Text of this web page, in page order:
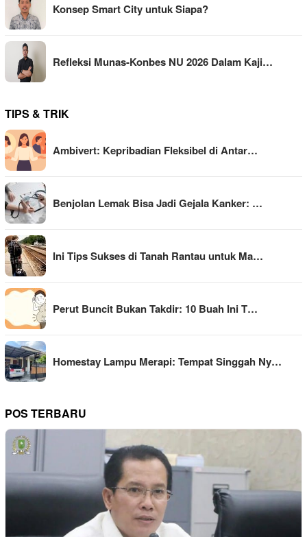
Konsep Smart City untuk Siapa?
Refleksi Munas-Konbes NU 2026 Dalam Kaji…
TIPS & TRIK
Ambivert: Kepribadian Fleksibel di Antar…
Benjolan Lemak Bisa Jadi Gejala Kanker: …
Ini Tips Sukses di Tanah Rantau untuk Ma…
Perut Buncit Bukan Takdir: 10 Buah Ini T…
Homestay Lampu Merapi: Tempat Singgah Ny…
POS TERBARU